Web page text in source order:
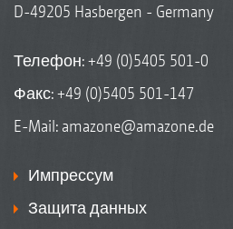
D-49205 Hasbergen - Germany
Телефон:+49 (0)5405 501-0
Факс: +49 (0)5405 501-147
E-Mail: amazone@amazone.de
Импрессум
Защита данных